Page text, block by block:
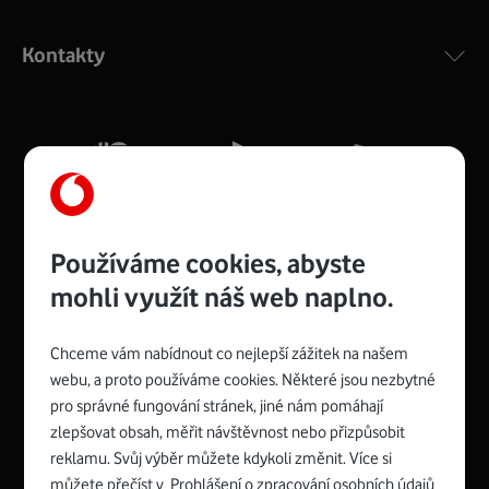
silný signál pro celou domácnost. Kompaktní rozměry 21
Více o COMPAL CH7465VF
Zyxel VMG8623-T50B:
Rozměry modemu jsou 16 x 22 x 7,5 cm (včetně stojánku)
a nabízí 4 gigabitové LAN porty a bezdrátové připojení Wi-
Spojte se s Vodafonem
Kontakty
Používáme cookies, abyste
mohli využít náš web naplno.
Chceme vám nabídnout co nejlepší zážitek na našem
webu, a proto používáme cookies. Některé jsou nezbytné
pro správné fungování stránek, jiné nám pomáhají
zlepšovat obsah, měřit návštěvnost nebo přizpůsobit
reklamu. Svůj výběr můžete kdykoli změnit. Více si
můžete přečíst v Prohlášení o zpracování osobních údajů